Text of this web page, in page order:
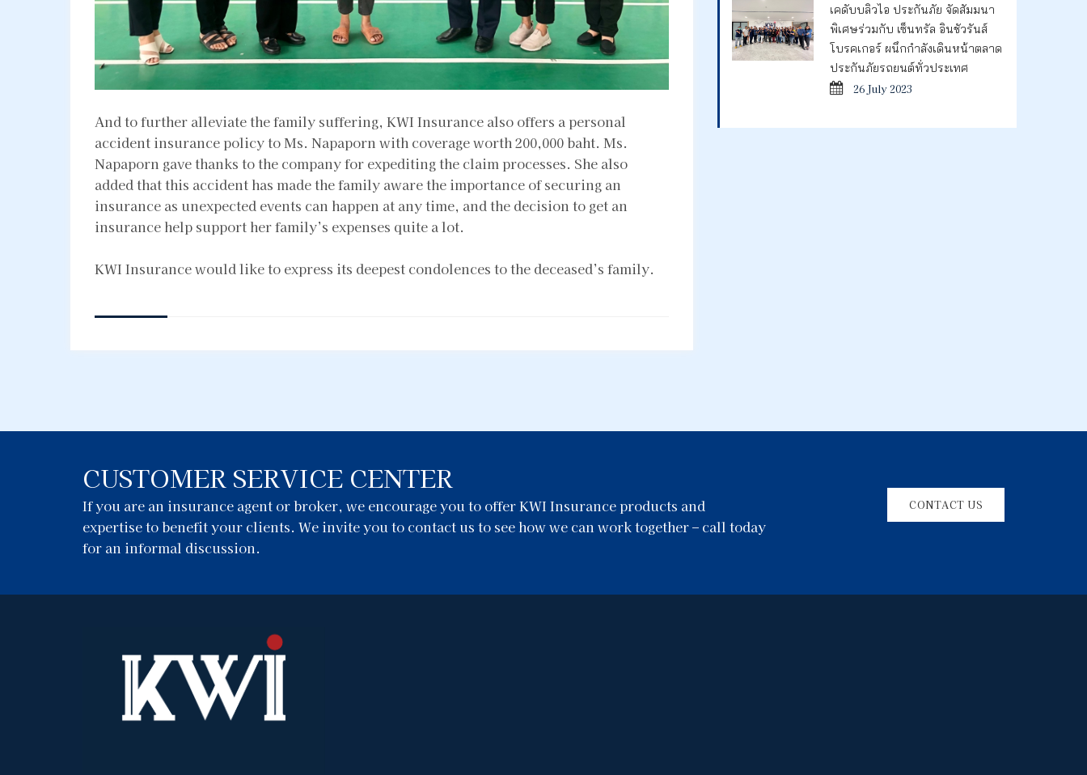
And to further alleviate the family suffering, KWI Insurance also offers a personal
accident insurance policy to Ms. Napaporn with coverage worth 200,000 baht. Ms.
Napaporn gave thanks to the company for expediting the claim processes. She also
added that this accident has made the family aware the importance of securing an
insurance as unexpected events can happen at any time, and the decision to get an
insurance help support her family’s expenses quite a lot.
KWI Insurance would like to express its deepest condolences to the deceased’s family.
เคดับบลิวไอ ประกันภัย จัดสัมมนา
พิเศษร่วมกับ เซ็นทรัล อินชัวรันส์
โบรคเกอร์ ผนึกกำลังเดินหน้าตลาด
ประกันภัยรถยนต์ทั่วประเทศ
26 July 2023
CUSTOMER SERVICE CENTER
If you are an insurance agent or broker, we encourage you to offer KWI Insurance products and
expertise to benefit your clients. We invite you to contact us to see how we can work together – call today
for an informal discussion.
CONTACT US